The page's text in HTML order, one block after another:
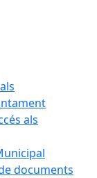
als
documents